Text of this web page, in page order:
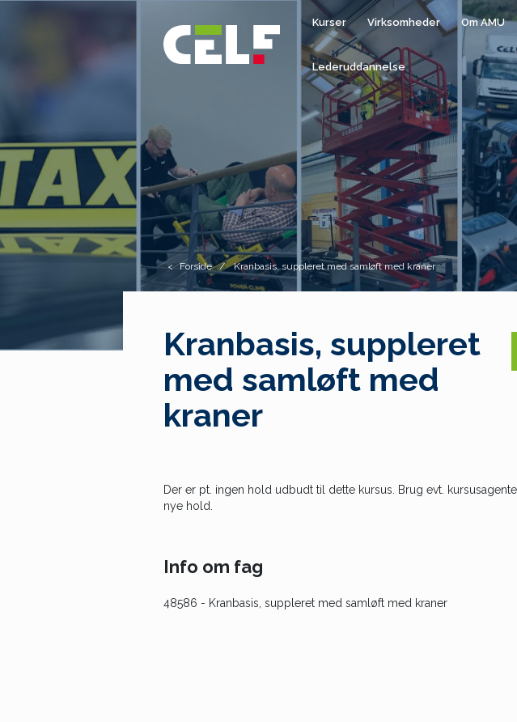
Kurser Virksomheder Om AMU
Lederuddannelse
Forside Kranbasis, suppleret med samløft med kraner
Kranbasis, suppleret
med samløft med
kraner
Der er pt. ingen hold udbudt til dette kursus. Brug evt.
nye hold.
Info om fag
48586 - Kranbasis, suppleret med samløft med kraner